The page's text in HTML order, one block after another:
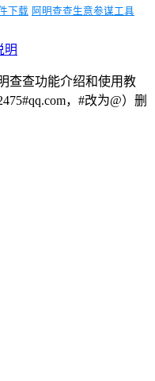
下载 阿明查查生意参谋工具
明
查查功能介绍和使用教
，#改为@）删